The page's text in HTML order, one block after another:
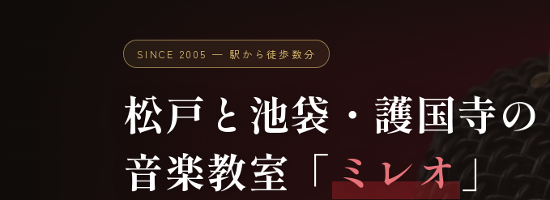
SINCE 2005 — 駅から徒歩数分
松戸と池袋・護国寺の
音楽教室「ミレオ 」